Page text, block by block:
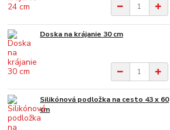
Doska na krájanie 30 cm
Silikónová podložka na cesto 43 x 60
cm